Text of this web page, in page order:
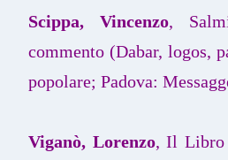
Scippa, Vincenzo,
commento (Dabar, logos,
popolare; Padova:
Viganò, Lorenzo, Il Libro